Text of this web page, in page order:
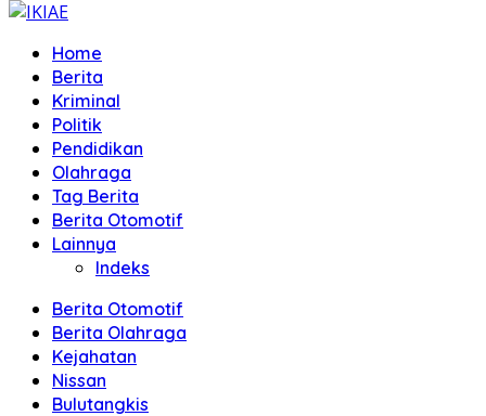
Home
Berita
Kriminal
Politik
Pendidikan
Olahraga
Tag Berita
Berita Otomotif
Lainnya
Indeks
Berita Otomotif
Berita Olahraga
Kejahatan
Nissan
Bulutangkis